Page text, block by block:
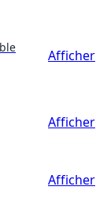
Afficher
Afficher
Afficher